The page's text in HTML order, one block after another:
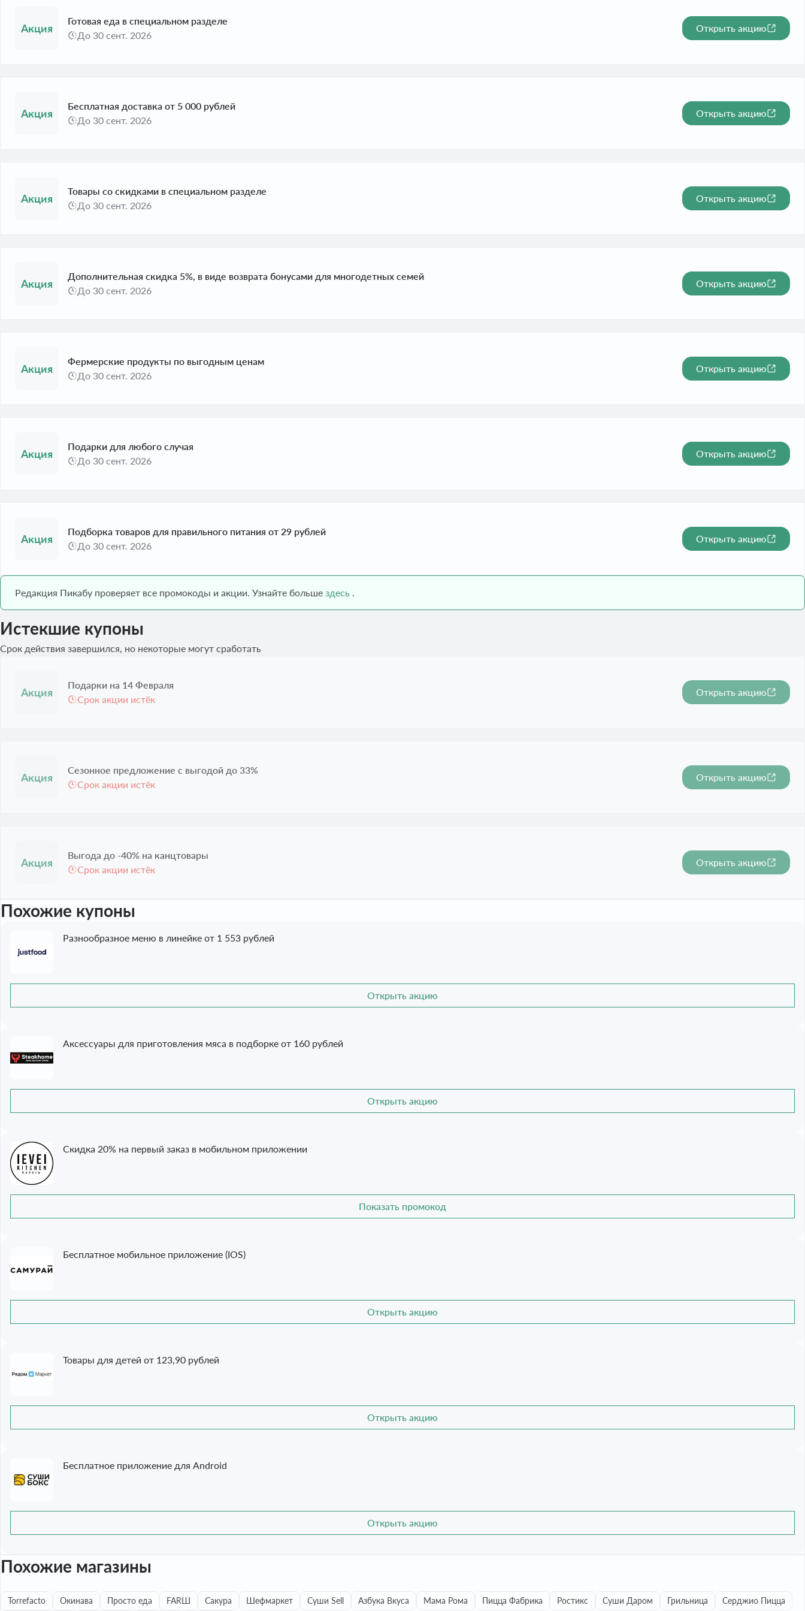
Готовая еда в специальном разделе
До 30 сент. 2026
Открыть акцию
Бесплатная доставка от 5 000 рублей
До 30 сент. 2026
Открыть акцию
Товары со скидками в специальном разделе
До 30 сент. 2026
Открыть акцию
Дополнительная скидка 5%, в виде возврата бонусами для многодетных семей
До 30 сент. 2026
Открыть акцию
Фермерские продукты по выгодным ценам
До 30 сент. 2026
Открыть акцию
Подарки для любого случая
До 30 сент. 2026
Открыть акцию
Подборка товаров для правильного питания от 29 рублей
До 30 сент. 2026
Открыть акцию
Редакция Пикабу проверяет все промокоды и акции. Узнайте больше здесь .
Истекшие купоны
Срок действия завершился, но некоторые могут сработать
Подарки на 14 Февраля
Срок акции истёк
Открыть акцию
Сезонное предложение с выгодой до 33%
Срок акции истёк
Открыть акцию
Выгода до -40% на канцтовары
Срок акции истёк
Открыть акцию
Похожие купоны
Разнообразное меню в линейке от 1 553 рублей
Открыть акцию
Аксессуары для приготовления мяса в подборке от 160 рублей
Открыть акцию
Скидка 20% на первый заказ в мобильном приложении
Показать промокод
Бесплатное мобильное приложение (IOS)
Открыть акцию
Товары для детей от 123,90 рублей
Открыть акцию
Бесплатное приложение для Android
Открыть акцию
Похожие магазины
Torrefacto Окинава Просто еда FARШ Сакура Шефмаркет Суши Sell Азбука Вкуса Мама Рома Пицца Фабрика Ростикс Суши Даром Грильница Серджио Пицца